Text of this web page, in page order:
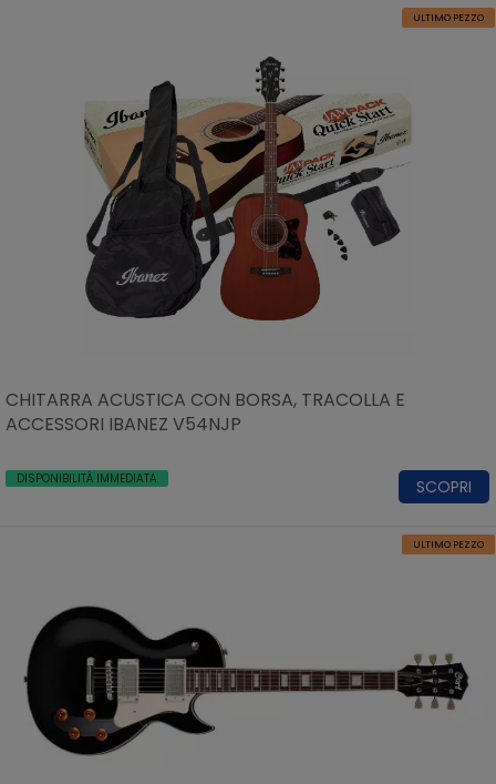
ULTIMO PEZZO
CHITARRA ACUSTICA CON BORSA, TRACOLLA E
ACCESSORI IBANEZ V54NJP
DISPONIBILITÀ IMMEDIATA SCOPRI
ULTIMO PEZZO